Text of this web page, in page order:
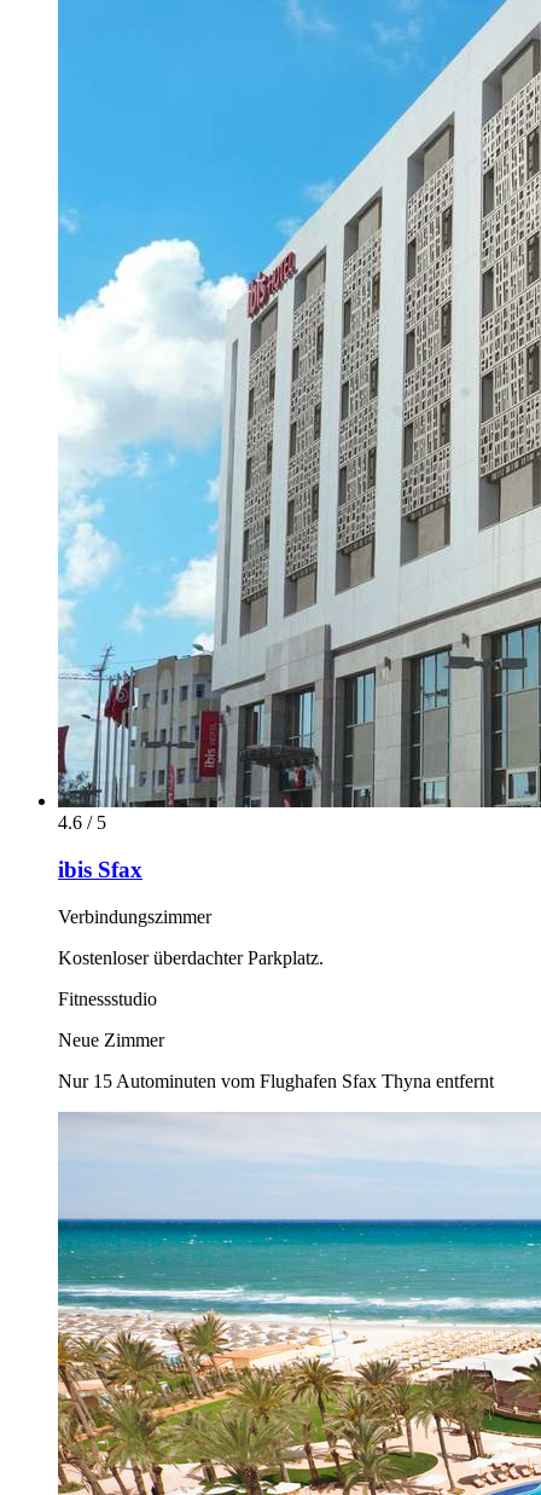
4.6 / 5
ibis Sfax
Verbindungszimmer
Kostenloser überdachter Parkplatz.
Fitnessstudio
Neue Zimmer
Nur 15 Autominuten vom Flughafen Sfax Thyna entfernt